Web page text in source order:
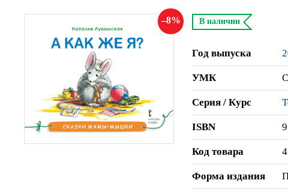
8 В наличии
Год выпуска
УМК
Серия / Курс
ISBN
Код товара
Форма издания